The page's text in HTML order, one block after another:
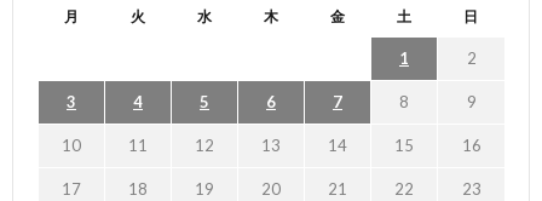
月 火 水 木 金 土 日
1 2
3 4 5 6 7 8 9
10 11 12 13 14 15 16
17 18 19 20 21 22 23